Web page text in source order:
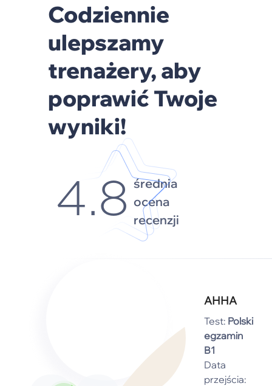
Codziennie
ulepszamy
trenażery, aby
poprawić Twoje
wyniki!
4.8 średnia
ocena
recenzji
АННА
Test: Polski
egzamin
B1
Data
przejścia: